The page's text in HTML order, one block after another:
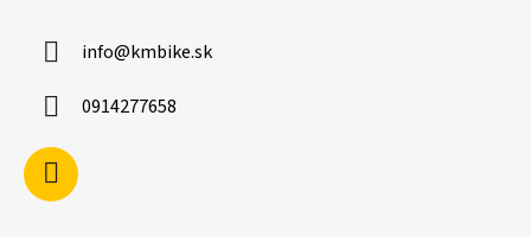
info@kmbike.sk
0914277658